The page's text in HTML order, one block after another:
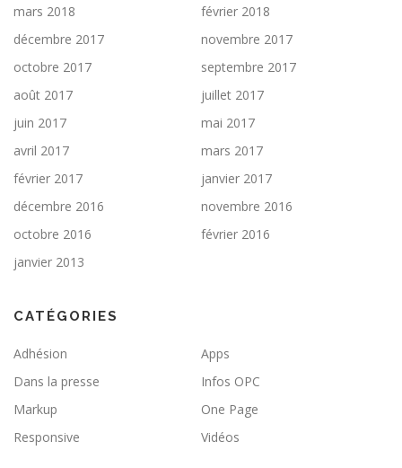
mars 2018
février 2018
décembre 2017
novembre 2017
octobre 2017
septembre 2017
août 2017
juillet 2017
juin 2017
mai 2017
avril 2017
mars 2017
février 2017
janvier 2017
décembre 2016
novembre 2016
octobre 2016
février 2016
janvier 2013
CATÉGORIES
Adhésion
Apps
Dans la presse
Infos OPC
Markup
One Page
Responsive
Vidéos